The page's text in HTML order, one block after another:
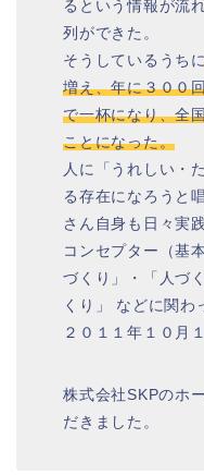
るという情報が流
列ができた。
そうしているうちに
増え、年に３００
で一杯になり、全
ことになった。
人に「うれしい・
る存在になろうと
さん自身も日々実
コンセプター（基
づくり」・「人づ
くり」 などに関わ
２０１１年１０月
株式会社SKPのホ
だきました。